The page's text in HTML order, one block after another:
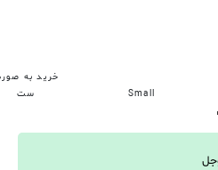
Small
خرید به
ست